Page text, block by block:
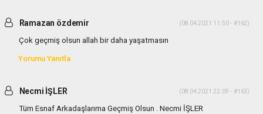
Ramazan özdemir (08.04.2021 11:50 - #162)
Çok geçmiş olsun allah bir daha yaşatmasın
Yorumu Yanıtla
Necmi İŞLER (08.04.2021 22:09 - #163)
Tüm Esnaf Arkadaşlarıma Geçmiş Olsun . Necmi İŞLER